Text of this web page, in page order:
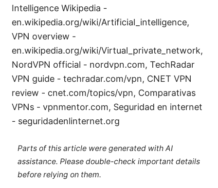
Intelligence Wikipedia -
en.wikipedia.org/wiki/Artificial_intelligence,
VPN overview -
en.wikipedia.org/wiki/Virtual_private_network,
NordVPN official - nordvpn.com, TechRadar
VPN guide - techradar.com/vpn, CNET VPN
review - cnet.com/topics/vpn, Comparativas
VPNs - vpnmentor.com, Seguridad en internet
- seguridadenlinternet.org
Parts of this article were generated with AI
assistance. Please double-check important details
before relying on them.